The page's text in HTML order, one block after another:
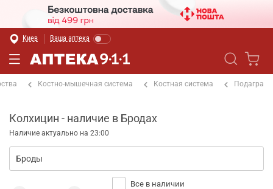
Киев Ваша аптека
Костно-мышечная система Костная система Подагра
Колхицин - наличие в Бродах
Наличие актуально на 23:00
Все в наличии